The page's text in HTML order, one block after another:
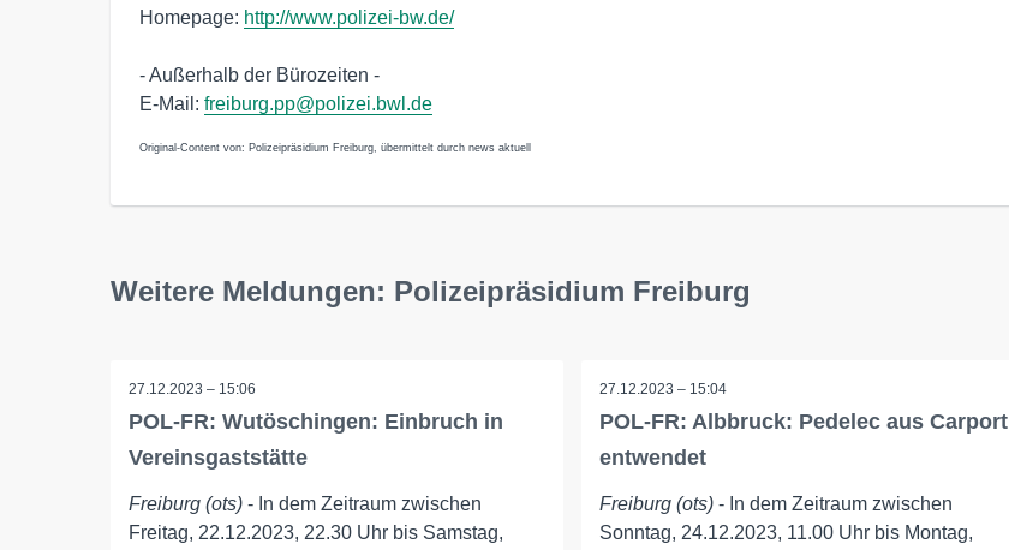
Homepage: http://www.polizei-bw.de/
- Außerhalb der Bürozeiten -
E-Mail: freiburg.pp@polizei.bwl.de
Original-Content von: Polizeipräsidium Freiburg, übermittelt durch news aktuell
Weitere Meldungen: Polizeipräsidium Freiburg
27.12.2023 – 15:06
POL-FR: Wutöschingen: Einbruch in
Vereinsgaststätte
Freiburg (ots) - In dem Zeitraum zwischen
Freitag, 22.12.2023, 22.30 Uhr bis Samstag,
27.12.2023 – 15:04
POL-FR: Albbruck: Pedelec aus Carport
entwendet
Freiburg (ots)- In dem Zeitraum zwischen
Sonntag, 24.12.2023, 11.00 Uhr bis Montag,